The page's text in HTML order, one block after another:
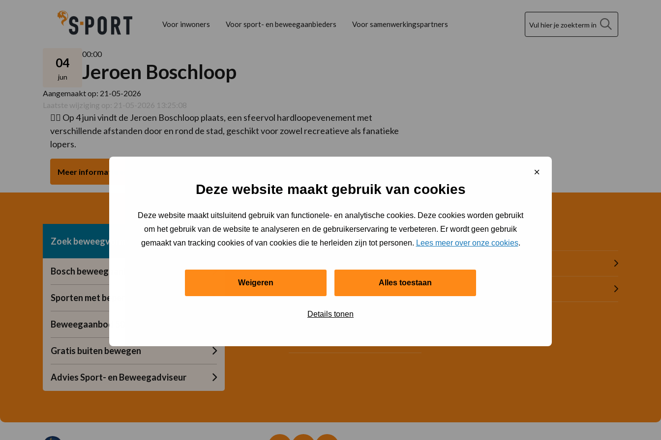
Deze website maakt gebruik van cookies
Deze website maakt uitsluitend gebruik van functionele- en analytische cookies. Deze cookies worden gebruikt
om het gebruik van de website te analyseren en de gebruikerservaring te verbeteren. Er wordt geen gebruik
gemaakt van tracking cookies of van cookies die te herleiden zijn tot personen. Lees meer over onze cookies.
Weigeren Alles toestaan
Details tonen
Sluit
Voor inwoners Voor sport- en beweegaanbieders Voor samenwerkingspartners
04
jun
00:00
Jeroen Boschloop
Aangemaakt op: 21-05-2026
Laatste wijziging op: 21-05-2026 13:25:08
🏃‍♂️ Op 4 juni vindt de Jeroen Boschloop plaats, een sfeervol hardloopevenement met
verschillende afstanden door en rond de stad, geschikt voor zowel recreatieve als fanatieke
lopers.
Meer informatie en inschrijven Jeroen Boschloop
Zoek beweegvorm
Bosch beweegaanbod
Sporten met beperking
Beweegaanbod 50+
Gratis buiten bewegen
Advies Sport- en Beweegadviseur
Snel regelen
Zaal huren
Contact